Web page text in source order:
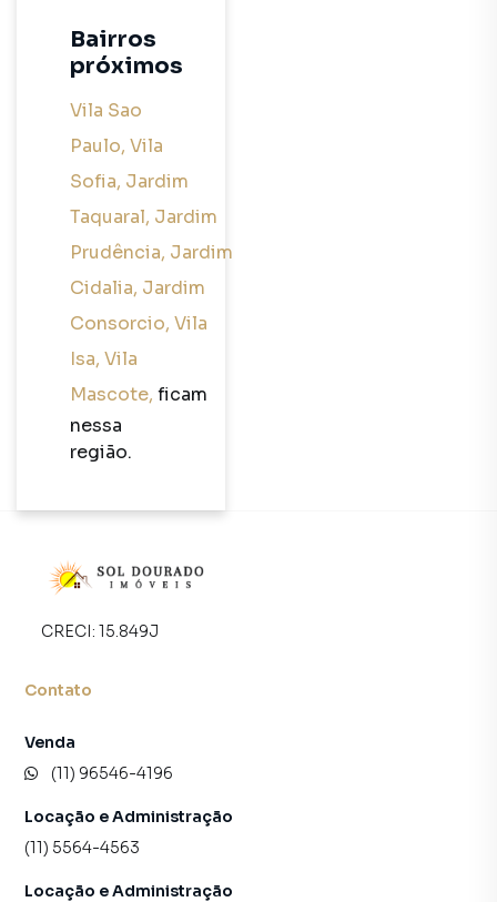
Bairros
próximos
Vila Sao
Paulo, Vila
Sofia, Jardim
Taquaral, Jardim
Prudência, Jardim
Cidalia, Jardim
Consorcio, Vila
Isa, Vila
Mascote, ficam
nessa
região.
CRECI: 15.849J
Contato
Venda
(11) 96546-4196
Locação e Administração
(11) 5564-4563
Locação e Administração